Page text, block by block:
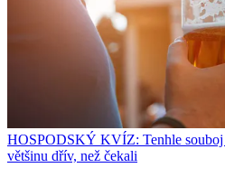
HOSPODSKÝ KVÍZ: Tenhle souboj
většinu dřív, než čekali